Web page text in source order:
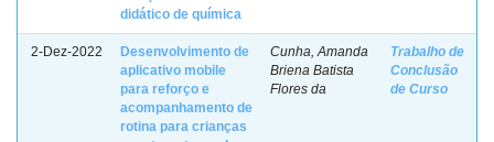
didático de química
2-Dez-2022
Desenvolvimento de
aplicativo mobile
para reforço e
acompanhamento de
rotina para crianças
Cunha, Amanda
Briena Batista
Flores da
Trabalho de
Conclusão
de Curso